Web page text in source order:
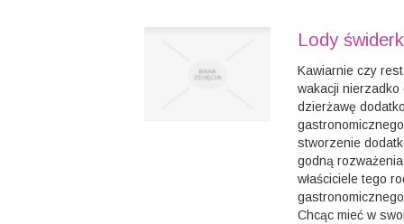
Lody
Kawiarnie czy
wakacji
dzierżawę
stworzenie
godną
właściciele tego
Chcąc mieć w